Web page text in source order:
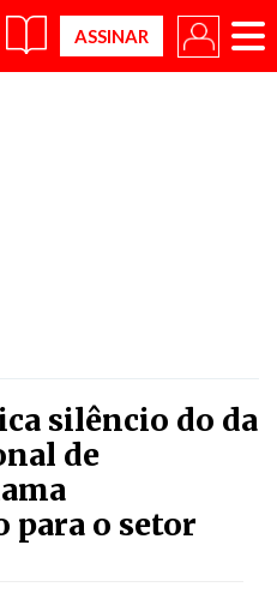
×
silêncio do da
de
para o setor